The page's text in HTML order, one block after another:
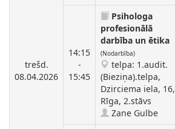
trešd.
08.04.2026
14:15
-
15:45
Psihologa
profesionālā
darbība un ētika
(Nodarbība)
telpa: 1.audit.
(Bieziņa).telpa,
Dzirciema iela, 16,
Rīga, 2.stāvs
Zane Gulbe